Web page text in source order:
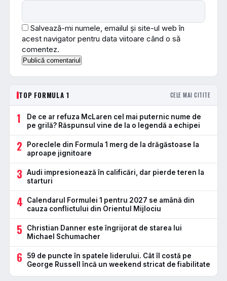
Salvează-mi numele, emailul și site-ul web în
acest navigator pentru data viitoare când o să
comentez.
TOP FORMULA 1 CELE MAI CITITE
1
De ce ar refuza McLaren cel mai puternic nume de
pe grilă? Răspunsul vine de la o legendă a echipei
2
Poreclele din Formula 1 merg de la drăgăstoase la
aproape jignitoare
3
Audi impresionează în calificări, dar pierde teren la
starturi
4
Calendarul Formulei 1 pentru 2027 se amână din
cauza conflictului din Orientul Mijlociu
5
Christian Danner este îngrijorat de starea lui
Michael Schumacher
6
59 de puncte în spatele liderului. Cât îl costă pe
George Russell încă un weekend stricat de fiabilitate